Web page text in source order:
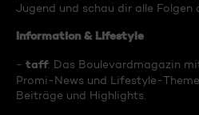
Jugend und schau dir alle Folgen
Information & Lifestyle
- taff: Das Boulevardmagazin
Promi-News und Lifestyle-
Beiträge und Highlights.